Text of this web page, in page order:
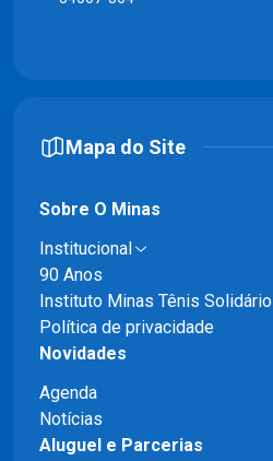
Mapa do Site
Sobre O Minas
Institucional
90 Anos
Instituto Minas Tênis Solidário
Política de privacidade
Novidades
Agenda
Notícias
Aluguel e Parcerias